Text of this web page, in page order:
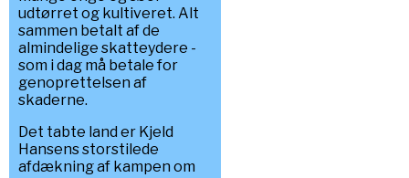
udtørret og kultiveret. Alt
sammen betalt af de
almindelige skatteydere -
som i dag må betale for
genoprettelsen af
skaderne.
Det tabte land er Kjeld
Hansens storstilede
afdækning af kampen om